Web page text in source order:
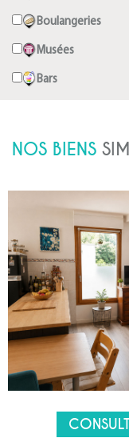
Boulangeries
Musées
Bars
NOS BIENS